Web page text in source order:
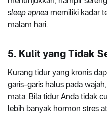
sleep apnea memiliki kadar
malam hari.
5. Kulit yang Tidak
Kurang tidur yang kronis
garis-garis halus pada
mata. Bila tidur Anda tidak
lebih banyak hormon stres